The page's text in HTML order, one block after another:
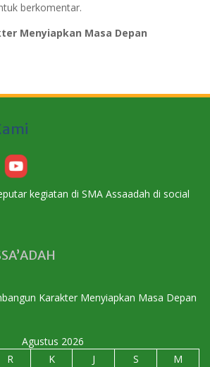
berkomentar.
Menyiapkan Masa Depan
kegiatan di SMA Assaadah di social
Karakter Menyiapkan Masa Depan
Agustus 2026
R K J S
M